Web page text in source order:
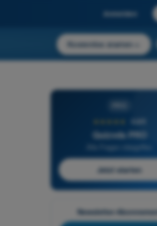
Anmelden
Kostenlos starten
4,6/5
Quizvds PRO
Alle Fragen inbegriffen
Jetzt starten
Newsletter-